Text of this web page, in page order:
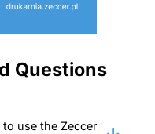
Questions
use the Zeccer